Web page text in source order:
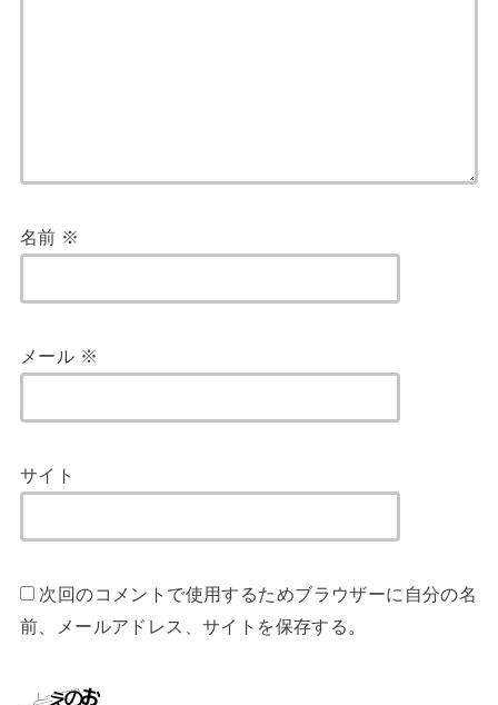
名前 ※
メール ※
サイト
次回のコメントで使用するためブラウザーに自分の名
前、メールアドレス、サイトを保存する。